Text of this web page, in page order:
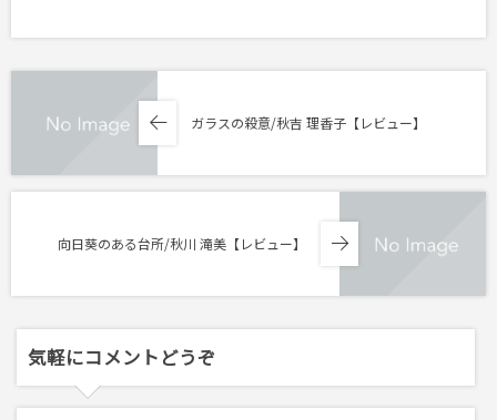
ガラスの殺意/秋吉 理香子【レビュー】
向日葵のある台所/秋川 滝美【レビュー】
気軽にコメントどうぞ